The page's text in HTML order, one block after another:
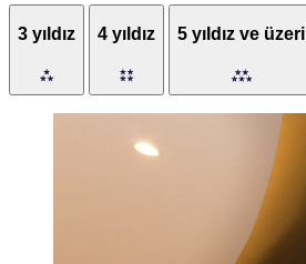
3 yıldız 4 yıldız 5 yıldız ve üzeri